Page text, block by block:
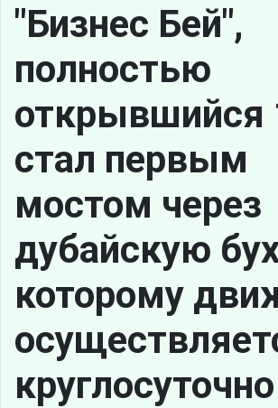
"Бизнес Бей",
полностью
открывшийся
стал первым
мостом через
дубайскую
которому
круглосуточно